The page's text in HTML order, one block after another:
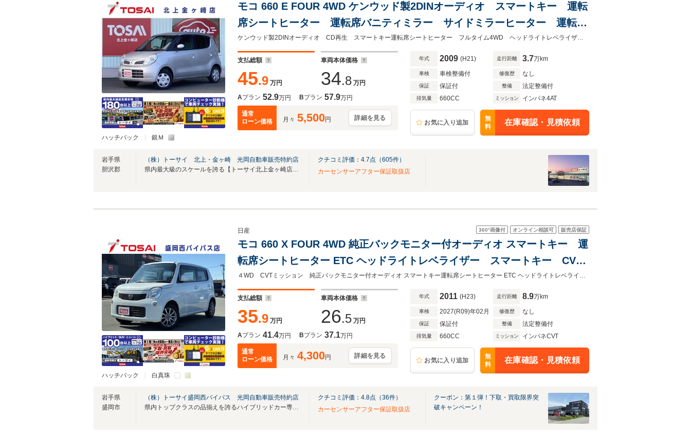
ハッチバック 銀Ｍ
モコ 660 E FOUR 4WD ケンウッド製2DINオーディオ スマートキー 運転
席シートヒーター 運転席バニティミラー サイドミラーヒーター 運転
席/助手席エアバック パワーウィンドウ エアコン ヘッドライトレベラ
イザー ABS
ケンウッド製2DINオーディオ CD再生 スマートキー運転席シートヒーター フルタイム4WD ヘッドライトレベライザー 運転席/助手席エアバック
支払総額
45.9 万円
車両本体価格
34.8 万円
Aプラン 52.9万円 Bプラン 57.9万円
通常
ローン価格
月々 5,500円 詳細を見る
年式 2009 (H21) 走行距離 3.7万km
車検 車検整備付 修復歴 なし
保証 保証付 整備 法定整備付
排気量 660CC ミッション インパネ4AT
お気に入り追加
無
料
在庫確認・見積依頼
岩手県
胆沢郡
（株）トーサイ 北上・金ヶ崎 光岡自動車販売特約店
県内最大級のスケールを誇る【トーサイ北上金ヶ崎店】。
クチコミ評価： 4.7点（605件）
カーセンサーアフター保証取扱店
ハッチバック 白真珠
360°画像付 オンライン相談可 販売店保証
日産
モコ 660 X FOUR 4WD 純正バックモニター付オーディオ スマートキー 運
転席シートヒーター ETC ヘッドライトレベライザー スマートキー CVT
ミッション
４WD CVTミッション 純正バックモニター付オーディオ スマートキー運転席シートヒーター ETC ヘッドライトレベライザー スマートキー
支払総額
35.9 万円
車両本体価格
26.5 万円
Aプラン 41.4万円 Bプラン 37.1万円
通常
ローン価格
月々 4,300円 詳細を見る
年式 2011 (H23) 走行距離 8.9万km
車検 2027(R09)年02月 修復歴 なし
保証 保証付 整備 法定整備付
排気量 660CC ミッション インパネCVT
お気に入り追加
無
料
在庫確認・見積依頼
岩手県
盛岡市
（株）トーサイ盛岡西バイパス 光岡自動車販売特約店
県内トップクラスの品揃えを誇るハイブリッドカー専門店！常時100台以上の展示車両！
クチコミ評価： 4.8点（36件）
カーセンサーアフター保証取扱店
クーポン：第１弾！下取・買取限界突
破キャンペーン！